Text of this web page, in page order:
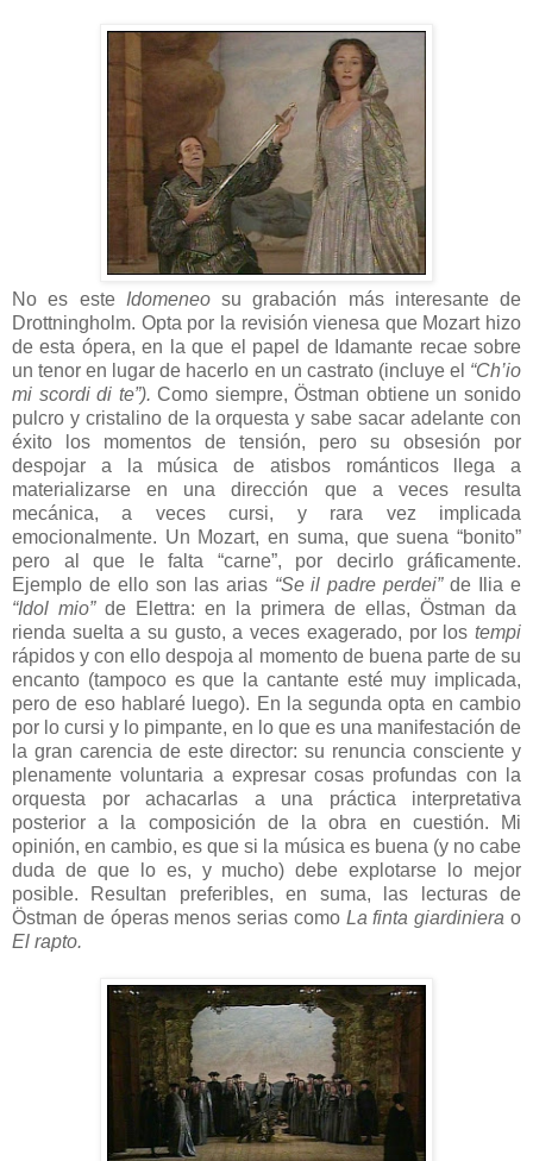
No es este Idomeneo su grabación más interesante de
Drottningholm. Opta por la revisión vienesa que Mozart hizo
de esta ópera, en la que el papel de Idamante recae sobre
un tenor en lugar de hacerlo en un castrato (incluye el “Ch’io
mi scordi di te”). Como siempre, Östman obtiene un sonido
pulcro y cristalino de la orquesta y sabe sacar adelante con
éxito los momentos de tensión, pero su obsesión por
despojar a la música de atisbos románticos llega a
materializarse en una dirección que a veces resulta
mecánica, a veces cursi, y rara vez implicada
emocionalmente. Un Mozart, en suma, que suena “bonito”
pero al que le falta “carne”, por decirlo gráficamente.
Ejemplo de ello son las arias “Se il padre perdei”de Ilia e
“Idol mio”de Elettra: en la primera de ellas, Östman da
rienda suelta a su gusto, a veces exagerado, por los tempi
rápidos y con ello despoja al momento de buena parte de su
encanto (tampoco es que la cantante esté muy implicada,
pero de eso hablaré luego). En la segunda opta en cambio
por lo cursi y lo pimpante, en lo que es una manifestación de
la gran carencia de este director: su renuncia consciente y
plenamente voluntaria a expresar cosas profundas con la
orquesta por achacarlas a una práctica interpretativa
posterior a la composición de la obra en cuestión. Mi
opinión, en cambio, es que si la música es buena (y no cabe
duda de que lo es, y mucho) debe explotarse lo mejor
posible. Resultan preferibles, en suma, las lecturas de
Östman de óperas menos serias comoLa finta giardiniera o
El rapto.